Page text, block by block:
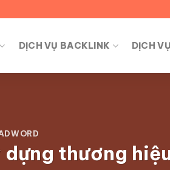
DỊCH VỤ BACKLINK DỊCH
thương